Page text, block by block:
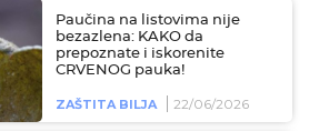
Paučina na listovima nije
bezazlena: KAKO da
prepoznate i iskorenite
CRVENOG pauka!
ZAŠTITA BILJA 22/06/2026